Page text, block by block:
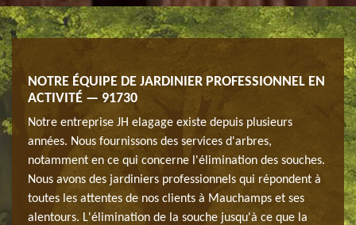
NOTRE ÉQUIPE DE JARDINIER PROFESSIONNEL EN
ACTIVITÉ — 91730
Notre entreprise JH elagage existe depuis plusieurs
années. Nous fournissons des services d'arbres,
notamment en ce qui concerne l'élimination des souches.
Nous avons des jardiniers professionnels qui répondent à
toutes les attentes de nos clients à Mauchamps et ses
alentours. L'élimination de la souche jusqu'à ce que la
Le
des
de